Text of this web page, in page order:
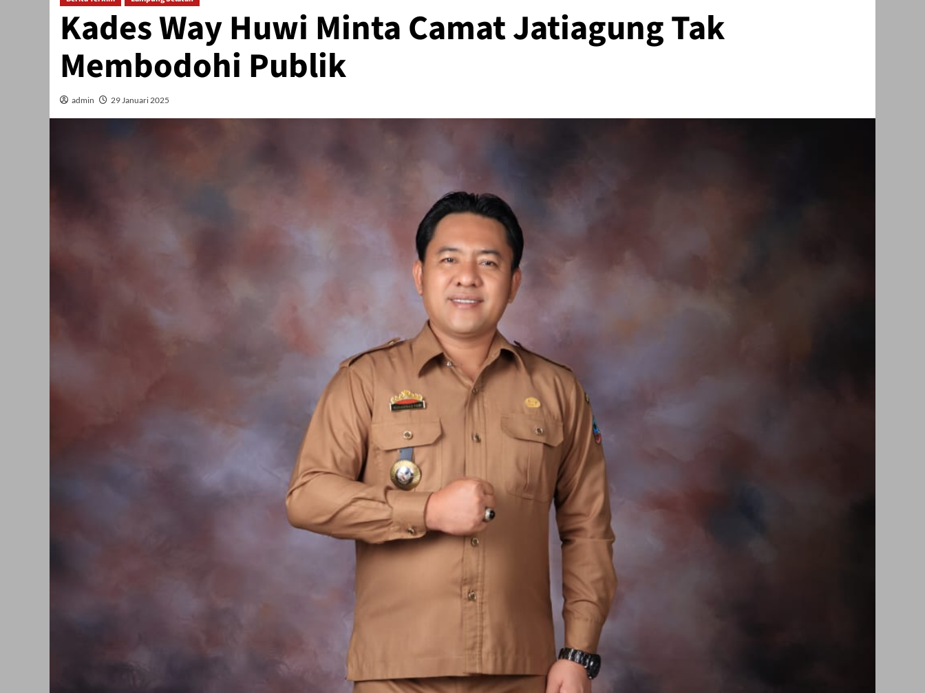
Kades Way Huwi Minta Camat Jatiagung Tak
Membodohi Publik
admin 29 Januari 2025